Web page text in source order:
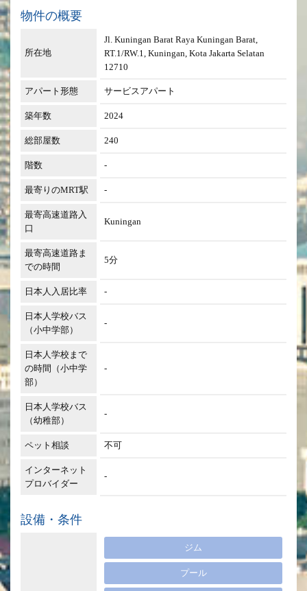
物件の概要
所在地
Jl. Kuningan Barat Raya Kuningan Barat,
RT.1/RW.1, Kuningan, Kota Jakarta Selatan
12710
アパート形態 サービスアパート
築年数 2024
総部屋数 240
階数 -
最寄りのMRT駅 -
最寄高速道路入
口
Kuningan
最寄高速道路ま
での時間
5分
日本人入居比率 -
日本人学校バス
（小中学部）
-
日本人学校まで
の時間（小中学
部）
-
日本人学校バス
（幼稚部）
-
ペット相談 不可
インターネット
プロバイダー
-
設備・条件
ジム
プール